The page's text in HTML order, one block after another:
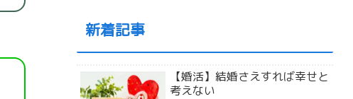
新着記事
【婚活】結婚さえすれば幸せと
考えない